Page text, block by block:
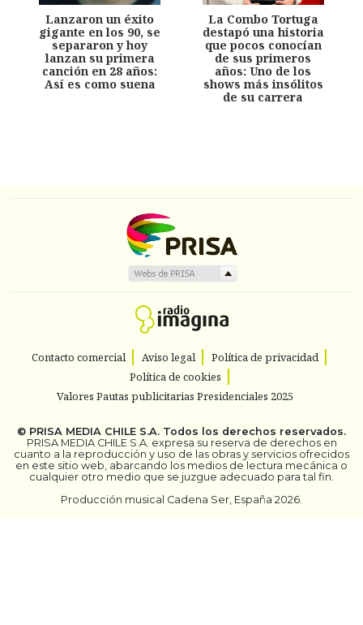
Lanzaron un éxito
gigante en los 90, se
separaron y hoy
lanzan su primera
canción en 28 años:
Así es como suena
La Combo Tortuga
destapó una historia
que pocos conocían
de sus primeros
años: Uno de los
shows más insólitos
de su carrera
Contacto comercial Aviso legal
Política de privacidad
Política de cookies
Valores Pautas publicitarias Presidenciales 2025
© PRISA MEDIA CHILE S.A. Todos los derechos reservados.
PRISA MEDIA CHILE S.A. expresa su reserva de derechos en
cuanto a la reproducción y uso de las obras y servicios ofrecidos
en este sitio web, abarcando los medios de lectura mecánica o
cualquier otro medio que se juzgue adecuado para tal fin.
Producción musical Cadena Ser, España 2026.